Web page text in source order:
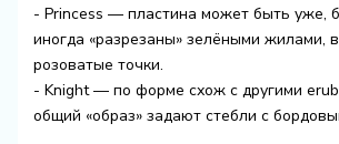
- Princess — пластина может быть уже,
иногда «разрезаны» зелёными жилами,
розоватые точки.
- Knight — по форме схож с другими
общий «образ» задают стебли с